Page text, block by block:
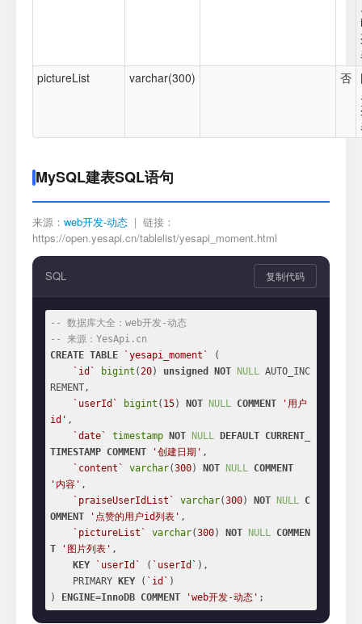
pictureList
varchar(300) 否
MySQL建表SQL语句
来源： web开发-动态 | 链接：
https://open.yesapi.cn/tablelist/yesapi_moment.html
SQL 复制代码
-- 数据库大全：web开发-动态
-- 来源：YesApi.cn
CREATE TABLE `yesapi_moment`
(
`id`
bigint (20) unsigned NOT NULL AUTO_INC
REMENT,
`userId`
bigint ( 15) NOT NULL COMMENT
'用户
id' ,
`date`
timestamp NOT NULL DEFAULT CURRENT_
TIMESTAMP COMMENT '创建日期' ,
`content`
varchar(300) NOT NULL COMMENT
'内容' ,
`praiseUserIdList`
varchar(300) NOT NULL C
OMMENT
'点赞的用户id列表' ,
`pictureList`
varchar(300) NOT NULL COMMEN
T
'图片列表' ,
KEY
`userId` ( `userId` ),
    PRIMARY
KEY ( `id` )
)
ENGINE=InnoDB COMMENT 'web开发-动态' ;